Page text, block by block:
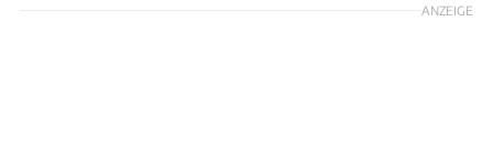
ANZEIGE